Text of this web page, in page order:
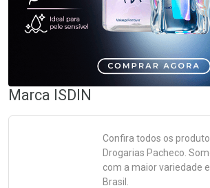
Marca ISDIN
Confira todos os
Drogarias Pacheco.
com a maior variedade
Brasil.